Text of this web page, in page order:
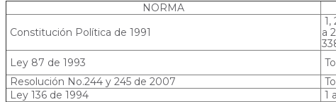
NORMA
Constitución Política de 1991
1,
a
Ley 87 de 1993
Resolución No.244 y 245 de 2007
Ley 136 de 1994
1